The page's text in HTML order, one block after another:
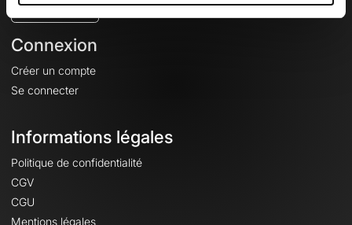
🇫🇷 Français
Connexion
Créer un compte
Se connecter
Informations légales
Politique de confidentialité
CGV
CGU
Mentions légales